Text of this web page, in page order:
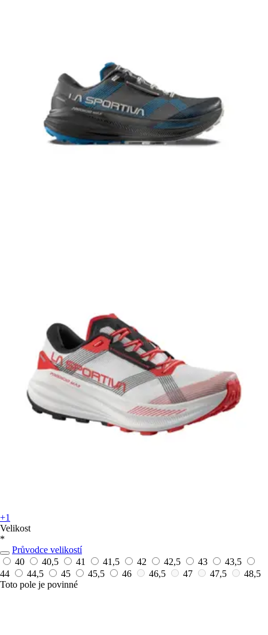
+1
Velikost
*
Průvodce velikostí
40
40,5 41 41,5 42 42,5 43
43,5
44
44,5 45 45,5 46 46,5 47 47,5
48,5
Toto pole je povinné